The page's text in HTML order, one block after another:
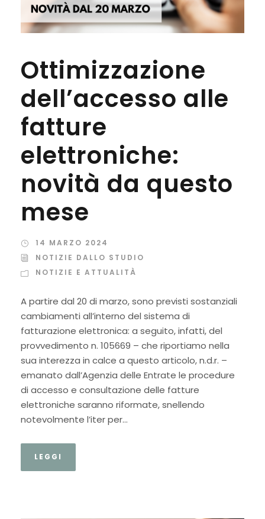
Ottimizzazione
dell’accesso alle
fatture
elettroniche:
novità da questo
mese
14 MARZO 2024
NOTIZIE DALLO STUDIO
NOTIZIE E ATTUALITÀ
A partire dal 20 di marzo, sono previsti sostanziali
cambiamenti all’interno del sistema di
fatturazione elettronica: a seguito, infatti, del
provvedimento n. 105669 – che riportiamo nella
sua interezza in calce a questo articolo, n.d.r. –
emanato dall’Agenzia delle Entrate le procedure
di accesso e consultazione delle fatture
elettroniche saranno riformate, snellendo
notevolmente l’iter per...
LEGGI